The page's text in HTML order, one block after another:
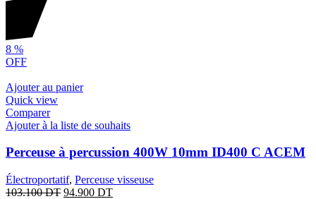
8 %
OFF
Ajouter au panier
Quick view
Comparer
Ajouter à la liste de souhaits
Perceuse à percussion 400W 10mm ID400 C ACEM
Électroportatif, Perceuse visseuse
103.100DT 94.900 DT